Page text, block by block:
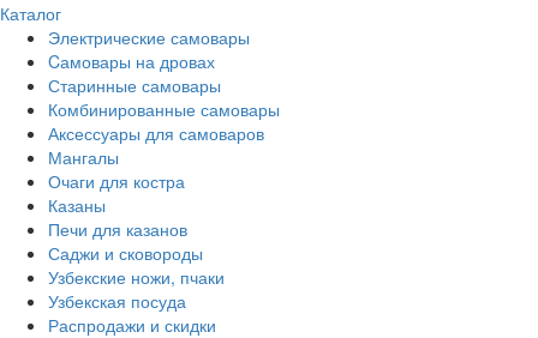
Каталог
Электрические самовары
Cамовары на дровах
Старинные самовары
Комбинированные самовары
Аксессуары для самоваров
Мангалы
Очаги для костра
Казаны
Печи для казанов
Саджи и сковороды
Узбекские ножи, пчаки
Узбекская посуда
Распродажи и скидки